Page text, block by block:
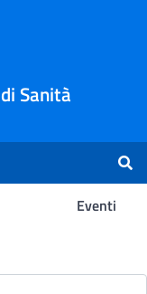
Sanità
Eventi
-